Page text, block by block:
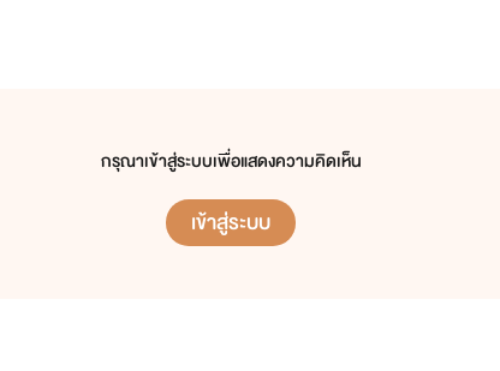
กรุณาเข้าสู่ระบบเพื่อแสดงความคิดเห็น
เข้าสู่ระบบ